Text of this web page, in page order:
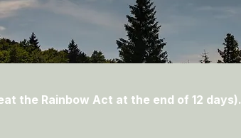
the Rainbow Act at the end of 12 days).